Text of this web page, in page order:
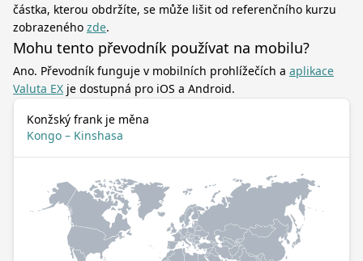
částka, kterou obdržíte, se může lišit od referenčního kurzu
zobrazeného zde.
Mohu tento převodník používat na mobilu?
Ano. Převodník funguje v mobilních prohlížečích a aplikace
Valuta EX je dostupná pro iOS a Android.
Konžský frank je měna
Kongo – Kinshasa